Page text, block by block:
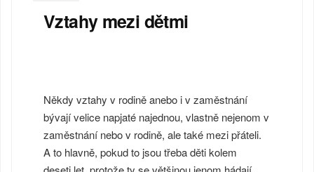
Vztahy mezi dětmi
Někdy vztahy v rodině anebo i v zaměstnání
bývají velice napjaté najednou, vlastně nejenom v
zaměstnání nebo v rodině, ale také mezi přáteli.
A to hlavně, pokud to jsou třeba děti kolem